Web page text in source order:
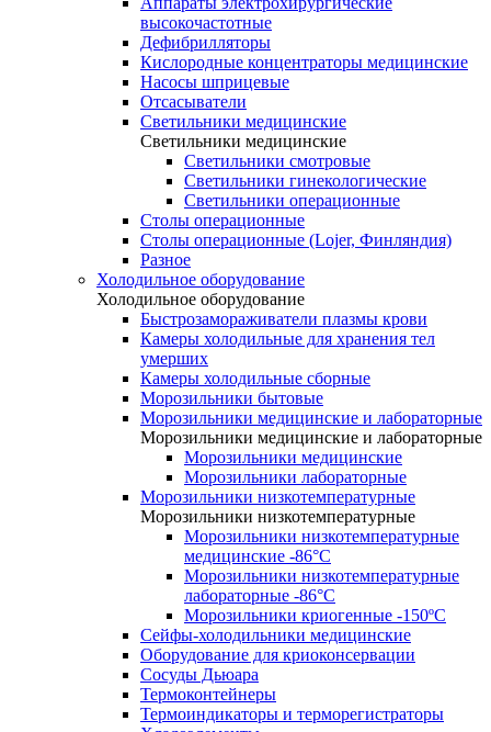
высокочастотные
Дефибрилляторы
Кислородные концентраторы медицинские
Насосы шприцевые
Отсасыватели
Светильники медицинские
Светильники медицинские
Светильники смотровые
Светильники гинекологические
Светильники операционные
Столы операционные
Столы операционные (Lojer, Финляндия)
Разное
Холодильное оборудование
Холодильное оборудование
Быстрозамораживатели плазмы крови
Камеры холодильные для хранения тел
умерших
Камеры холодильные сборные
Морозильники бытовые
Морозильники медицинские и лабораторные
Морозильники медицинские и лабораторные
Морозильники медицинские
Морозильники лабораторные
Морозильники низкотемпературные
Морозильники низкотемпературные
Морозильники низкотемпературные
медицинские -86°С
Морозильники низкотемпературные
лабораторные -86°С
Морозильники криогенные -150ºC
Сейфы-холодильники медицинские
Оборудование для криоконсервации
Сосуды Дьюара
Термоконтейнеры
Термоиндикаторы и терморегистраторы